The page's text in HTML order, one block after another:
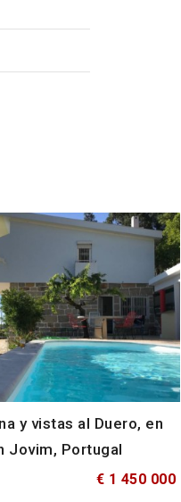
y vistas al Duero, en
Jovim, Portugal
€ 1 450 000